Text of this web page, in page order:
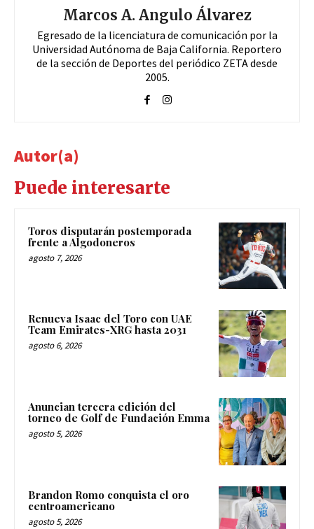
Marcos A. Angulo Álvarez
Egresado de la licenciatura de comunicación por la
Universidad Autónoma de Baja California. Reportero
de la sección de Deportes del periódico ZETA desde
2005.
Autor(a)
Puede interesarte
Toros disputarán postemporada
frente a Algodoneros
agosto 7, 2026
Renueva Isaac del Toro con UAE
Team Emirates-XRG hasta 2031
agosto 6, 2026
Anuncian tercera edición del
torneo de Golf de Fundación Emma
agosto 5, 2026
Brandon Romo conquista el oro
centroamericano
agosto 5, 2026